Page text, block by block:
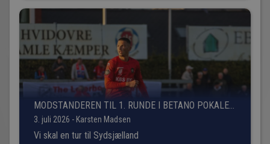
MODSTANDEREN TIL 1. RUNDE I BETANO POKALEN
ER FUNDET!
3. juli 2026 - Karsten Madsen
Vi skal en tur til Sydsjælland